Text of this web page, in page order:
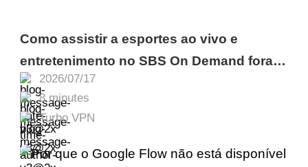
2026/07/17
8 minutes
Turbo VPN
Como assistir a esportes ao vivo e
entretenimento no SBS On Demand fora
da Austrália